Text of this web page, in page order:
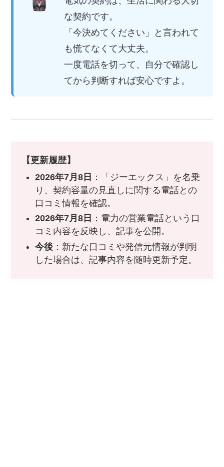
な契約です。
「今決めてください」と言われて
も慌てなくて大丈夫。
一度電話を切って、自分で確認し
てから判断すれば安心ですよ。
【更新履歴】
2026年7月8日 ：「ジーエックス」を名乗
り、契約容量の見直しに関する電話との
口コミ情報を確認。
2026年7月8日 ：電力の営業電話という口
コミ内容を反映し、記事を公開。
今後 ：新たな口コミや発信元情報が判明
した場合は、記事内容を随時更新予定。